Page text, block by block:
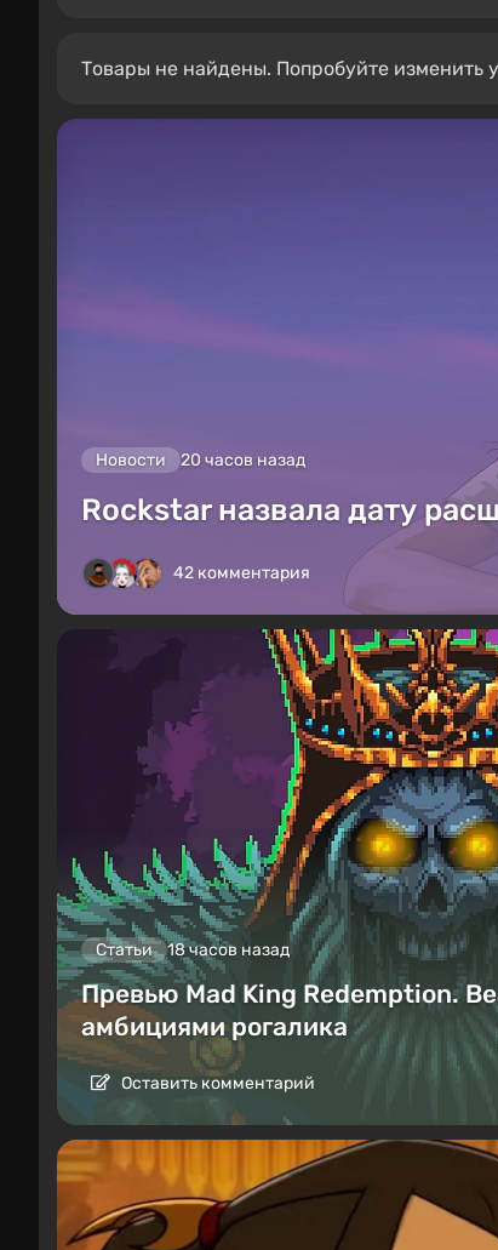
Товары не найдены. Попробуйте изменить
Новости 20 часов назад
Rockstar назвала дату
42 комментария
Статьи 18 часов назад
Превью Mad King Redemption.
амбициями рогалика
Оставить комментарий